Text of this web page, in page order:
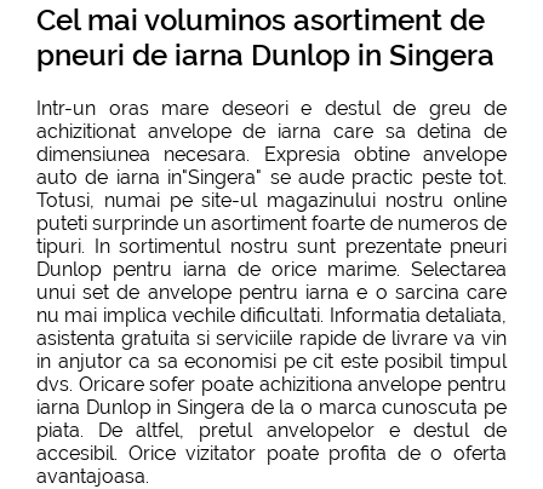
Cel mai voluminos asortiment de
pneuri de iarna Dunlop in Singera
Intr-un oras mare deseori e destul de greu de
achizitionat anvelope de iarna care sa detina de
dimensiunea necesara. Expresia obtine anvelope
auto de iarna in"Singera" se aude practic peste tot.
Totusi, numai pe site-ul magazinului nostru online
puteti surprinde un asortiment foarte de numeros de
tipuri. In sortimentul nostru sunt prezentate pneuri
Dunlop pentru iarna de orice marime. Selectarea
unui set de anvelope pentru iarna e o sarcina care
nu mai implica vechile dificultati. Informatia detaliata,
asistenta gratuita si serviciile rapide de livrare va vin
in anjutor ca sa economisi pe cit este posibil timpul
dvs. Oricare sofer poate achizitiona anvelope pentru
iarna Dunlop in Singera de la o marca cunoscuta pe
piata. De altfel, pretul anvelopelor e destul de
accesibil. Orice vizitator poate profita de o oferta
avantajoasa.